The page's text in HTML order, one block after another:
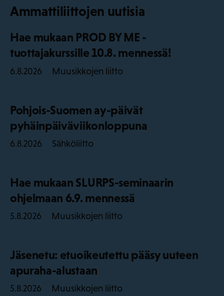
Ammattiliittojen uutisia
Hae mukaan PROD BY ME -
tuottajakurssille 10.8. mennessä!
6.8.2026 Muusikkojen liitto
Pohjois-Suomen ay-päivät
pyhäinpäiväviikonloppuna
6.8.2026 Sähköliitto
Hae mukaan SLURPS-seminaarin
ohjelmaan 6.9. mennessä
5.8.2026 Muusikkojen liitto
Jäsenetu: etuoikeutettu pääsy uuteen
apuraha-alustaan
5.8.2026 Muusikkojen liitto